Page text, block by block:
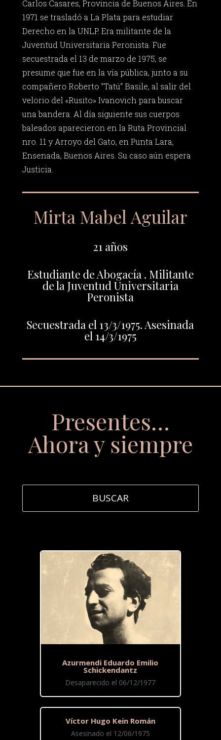
Carlos Casares, Provincia de Buenos Aires. En
1971 se trasladó a La Plata para estudiar
Derecho en la UNLP. Era militante de la
Juventud Universitaria Peronista. Fue
secuestrada el 13 de marzo de 1975, se
presume que fue en la vía pública, junto a su
compañero Roberto “Tatú” Basile, al salir del
velorio del «Rusito» Ivanovich para buscar
una bandera. Al día siguiente sus cuerpos
baleados aparecieron en la Ruta Provincial
nro. 11 y Arroyo del Gato, en Punta Lara,
Ensenada, Buenos Aires. Su caso aún espera
Justicia.
Mirta Mabel Aguilar
21 años
Estudiante de Abogacía . Militante
de la Juventud Universitaria
Peronista
Secuestrada el 13/3/1975. Asesinada
el 14/3/1975
Presentes…
Ahora y siempre
Azurmendi Eduardo Emilio
Schickendantz
Desaparecido el 06/12/1977
Víctor Hugo Kein Román
Asesinado el 12/06/1975